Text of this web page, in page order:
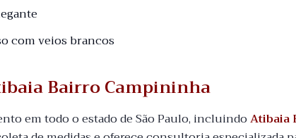
com veios brancos
Bairro Campininha
em todo o estado de São Paulo, incluindoAtibaia